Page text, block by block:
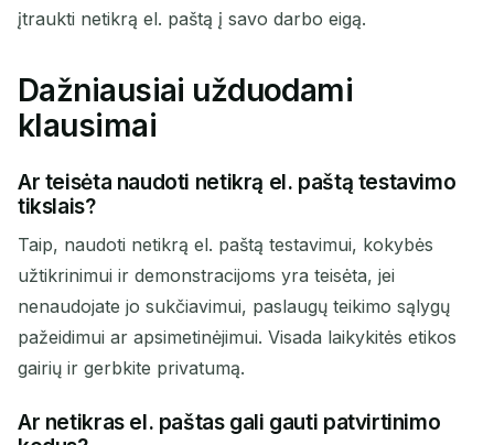
įtraukti netikrą el. paštą į savo darbo eigą.
Dažniausiai užduodami
klausimai
Ar teisėta naudoti netikrą el. paštą testavimo
tikslais?
Taip, naudoti netikrą el. paštą testavimui, kokybės
užtikrinimui ir demonstracijoms yra teisėta, jei
nenaudojate jo sukčiavimui, paslaugų teikimo sąlygų
pažeidimui ar apsimetinėjimui. Visada laikykitės etikos
gairių ir gerbkite privatumą.
Ar netikras el. paštas gali gauti patvirtinimo